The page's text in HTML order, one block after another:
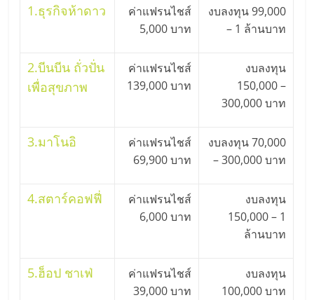
บริการ
พัฒนา
1.ธุรกิจห้าดาว
ค่าแฟรนไชส์
5,000 บาท
งบลงทุน 99,000
– 1 ล้านบาท
2.บีนบีน ถั่วปั่น
เพื่อสุขภาพ
ค่าแฟรนไชส์
139,000 บาท
งบลงทุน
150,000 –
300,000 บาท
3.มาโนอิ
ค่าแฟรนไชส์
69,900 บาท
งบลงทุน 70,000
– 300,000 บาท
4.สตาร์คอฟฟี่
ค่าแฟรนไชส์
6,000 บาท
งบลงทุน
150,000 – 1
ล้านบาท
5.ฮ็อป ชาเฟ่
ค่าแฟรนไชส์
39,000 บาท
งบลงทุน
100,000 บาท